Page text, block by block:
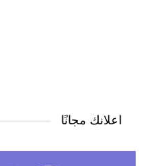
اعلانك مجانًا